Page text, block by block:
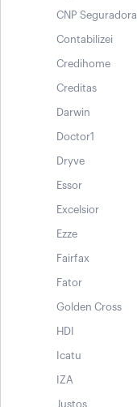
CNP Seguradora
Contabilizei
Credihome
Creditas
Darwin
Doctor1
Dryve
Essor
Excelsior
Ezze
Fairfax
Fator
Golden Cross
HDI
Icatu
IZA
Justos